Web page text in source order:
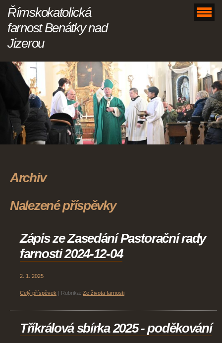
Římskokatolická
farnost Benátky nad
Jizerou
Archiv
Nalezené příspěvky
Zápis ze Zasedání Pastorační rady
farnosti 2024-12-04
2. 1. 2025
Celý příspěvek Rubrika: Ze života farnosti
Tříkrálová sbírka 2025 - poděkování